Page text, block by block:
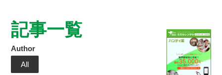
記事一覧
Author
All